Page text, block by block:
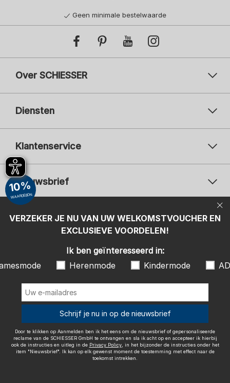
Geen minimale bestelwaarde
Over SCHIESSER
Diensten
Klantenservice
Nieuwsbrief
Uw
Uw e-mailadres
Aanmelden
Herenmode
ADIDAS
Door te klikken op Aanmelden ben ik het eens om de nieuwsbrief of
gepersonaliseerde reclame van de SCHIESSER GmbH te ontvangen en
sla ik acht op en accepteer ik hierbij ook de instructies en uitleg in de
, in het bijzonder de instructies onder het item
effect naar de toekomst intrekken.
Betaalwijzen
Wij bezorgen met
VERZEKER JE NU VAN UW WELKOMSTVOUCHER EN
EXCLUSIEVE VOORDELEN!
10%
WAARDEBON
Ik ben geïnteresseerd in:
Herenmode Kindermode
Schrijf je nu in op de nieuwsbrief
Door te klikken op Aanmelden ben ik het eens om de nieuwsbrief of gepersonaliseerde
reclame van de SCHIESSER GmbH te ontvangen en sla ik acht op en accepteer ik hierbij
ook de instructies en uitleg in de Privacy Policy, in het bijzonder de instructies onder het
item "Nieuwsbrief". Ik kan op elk gewenst moment de toestemming met effect naar de
toekomst intrekken.